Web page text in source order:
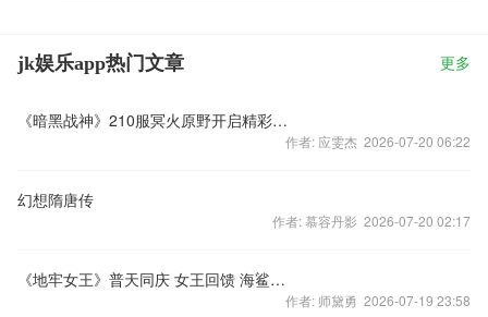
jk娱乐app热门文章 更多
《暗黑战神》210服冥火原野开启精彩活动助阵
作者: 应雯杰 2026-07-20 06:22
幻想隋唐传
作者: 慕容丹影 2026-07-20 02:17
《地牢女王》普天同庆 女王回馈 海鲨来袭
作者: 师黛勇 2026-07-19 23:58